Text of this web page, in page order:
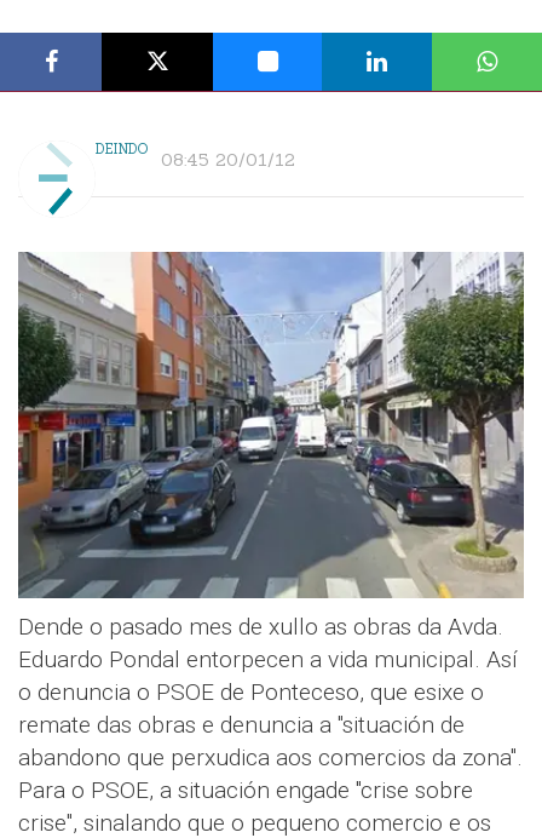
DEINDO 08:45 20/01/12
Dende o pasado mes de xullo as obras da Avda.
Eduardo Pondal entorpecen a vida municipal. Así
o denuncia o PSOE de Ponteceso, que esixe o
remate das obras e denuncia a "situación de
abandono que perxudica aos comercios da zona".
Para o PSOE, a situación engade "crise sobre
crise", sinalando que o pequeno comercio e os